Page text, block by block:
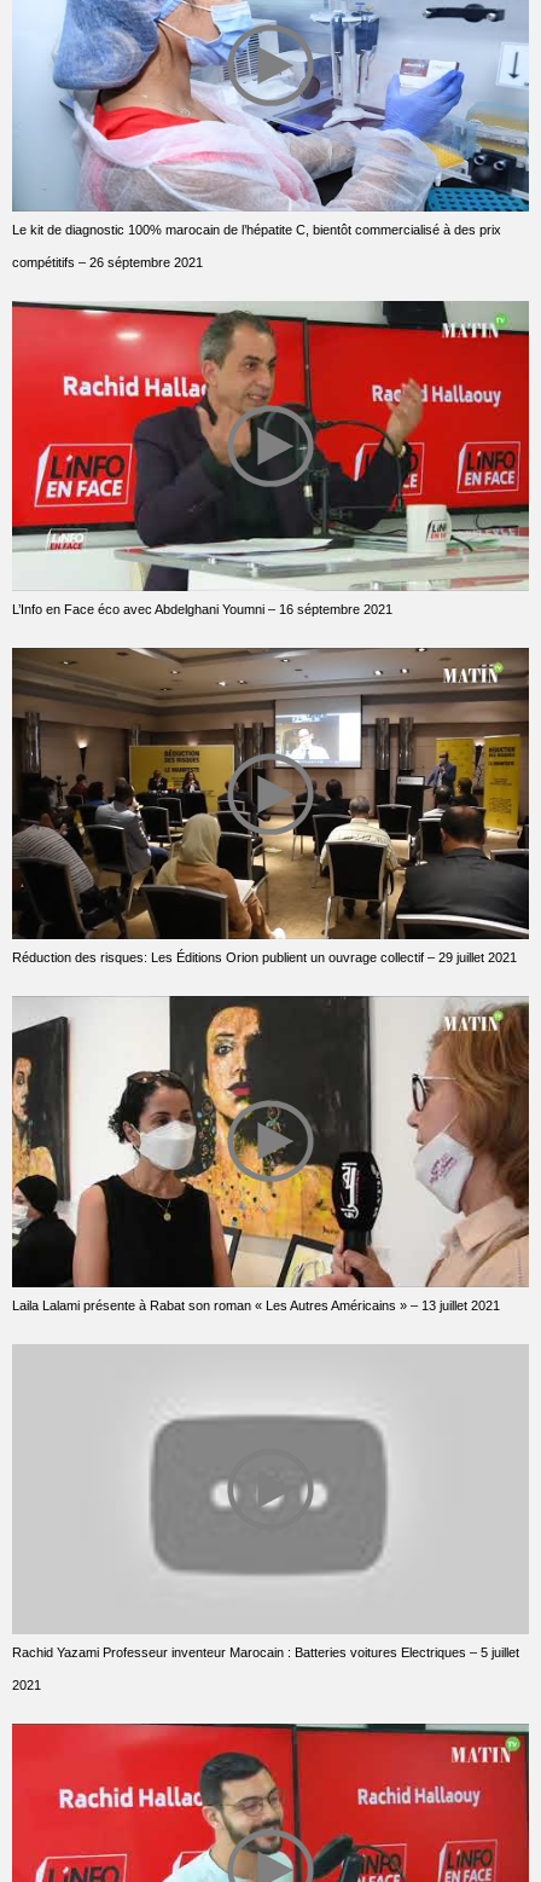
Le kit de diagnostic 100% marocain de l’hépatite C, bientôt commercialisé à des prix
compétitifs – 26 séptembre 2021
L’Info en Face éco avec Abdelghani Youmni – 16 séptembre 2021
Réduction des risques: Les Éditions Orion publient un ouvrage collectif – 29 juillet 2021
Laila Lalami présente à Rabat son roman « Les Autres Américains » – 13 juillet 2021
Rachid Yazami Professeur inventeur Marocain : Batteries voitures Electriques – 5 juillet
2021